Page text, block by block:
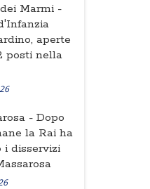
Marmi -
aperte
posti nella
- Dopo
la Rai ha
i disservizi